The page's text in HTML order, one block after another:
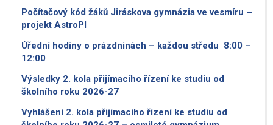
Počítačový kód žáků Jiráskova gymnázia ve vesmíru –
projekt AstroPI
Úřední hodiny o prázdninách – každou středu 8:00 –
12:00
Výsledky 2. kola přijímacího řízení ke studiu od
školního roku 2026-27
Vyhlášení 2. kola přijímacího řízení ke studiu od